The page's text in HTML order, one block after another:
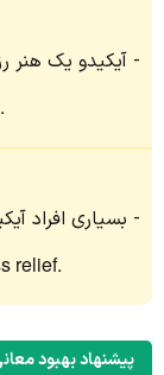
آیکیدو یک هنر
بسیاری افراد
relief.
پیشنهاد بهبود